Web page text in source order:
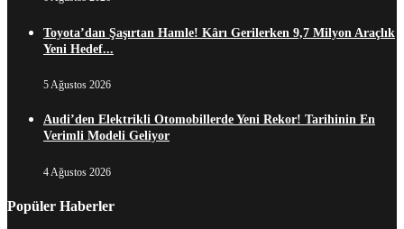
Toyota’dan Şaşırtan Hamle! Kârı Gerilerken 9,7 Milyon Araçlık
Yeni Hedef...
5 Ağustos 2026
Audi’den Elektrikli Otomobillerde Yeni Rekor! Tarihinin En
Verimli Modeli Geliyor
4 Ağustos 2026
Popüler Haberler